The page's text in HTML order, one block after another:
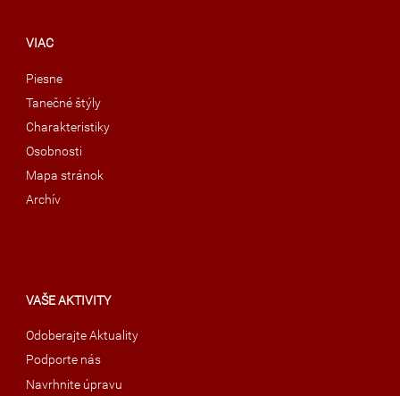
VIAC
Piesne
Tanečné štýly
Charakteristiky
Osobnosti
Mapa stránok
Archív
VAŠE AKTIVITY
Odoberajte Aktuality
Podporte nás
Navrhnite úpravu